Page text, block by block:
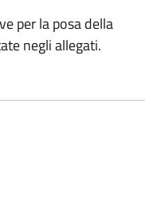
per la posa della
negli allegati.